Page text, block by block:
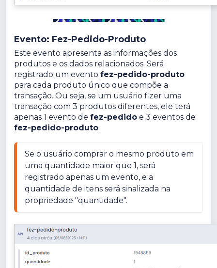
Evento: Fez-Pedido-Produto
Este evento apresenta as informações dos
produtos e os dados relacionados. Será
registrado um evento fez-pedido-produto
para cada produto único que compõe a
transação. Ou seja, se um usuário fizer uma
transação com 3 produtos diferentes, ele terá
apenas 1 evento de fez-pedido e 3 eventos de
fez-pedido-produto.
Se o usuário comprar o mesmo produto em
uma quantidade maior que 1, será
registrado apenas um evento, e a
quantidade de itens será sinalizada na
propriedade "quantidade".